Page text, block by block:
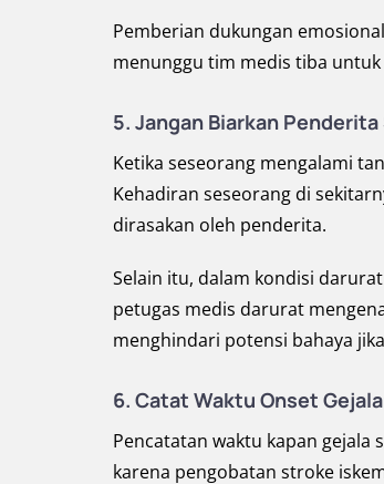
Pemberian dukungan
menunggu tim medis tiba
5. Jangan Biarkan
Ketika seseorang mengalami
Kehadiran seseorang di
dirasakan oleh penderita.
Selain itu, dalam kondisi
petugas medis darurat
menghindari potensi bahaya
6. Catat Waktu Onset Gejala
Pencatatan waktu kapan
karena pengobatan stroke